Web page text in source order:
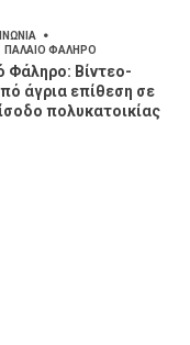
ΠΑΛΑΙΟ ΦΑΛΗΡΟ
Φάληρο: Βίντεο-
άγρια επίθεση σε
πολυκατοικίας